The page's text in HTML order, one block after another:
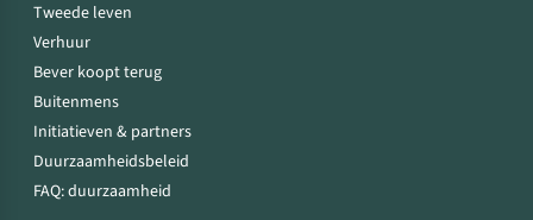
Tweede leven
Verhuur
Bever koopt terug
Buitenmens
Initiatieven & partners
Duurzaamheidsbeleid
FAQ: duurzaamheid